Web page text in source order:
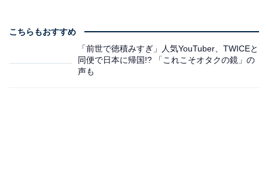
こちらもおすすめ
「前世で徳積みすぎ」人気YouTuber、TWICEと
同便で日本に帰国!? 「これこそオタクの鏡」の
声も